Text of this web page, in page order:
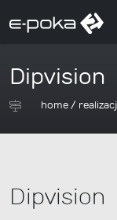
Dipvision
home/
Dipvision